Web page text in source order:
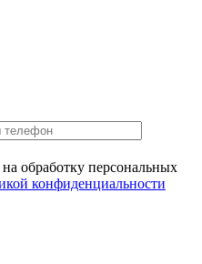
обработку персональных
конфиденциальности